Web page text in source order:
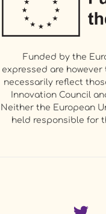
Funded by the
expressed are
necessarily reflect
Innovation Council
Neither the European
held responsible for